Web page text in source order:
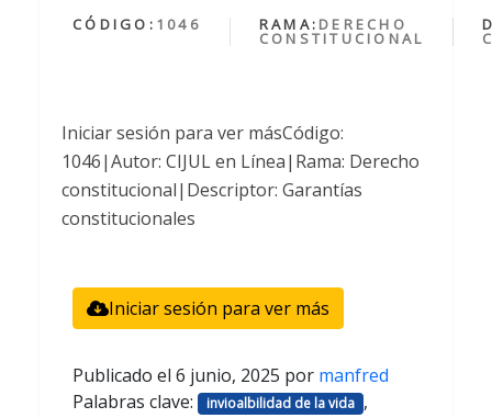
CÓDIGO: 1046 RAMA: DERECHO
CONSTITUCIONAL
Iniciar sesión para ver másCódigo:
1046|Autor: CIJUL en Línea|Rama: Derecho
constitucional|Descriptor: Garantías
constitucionales
Iniciar sesión para ver más
Publicado el 6 junio, 2025 por manfred
Palabras clave:
invioalbilidad de la vida ,